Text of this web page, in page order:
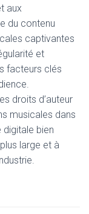
aux
du contenu
captivantes
et
facteurs clés
droits d’auteur
musicales dans
digitale bien
large et à